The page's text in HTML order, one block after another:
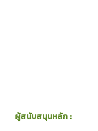
ผู้สนับสนุนหลัก :